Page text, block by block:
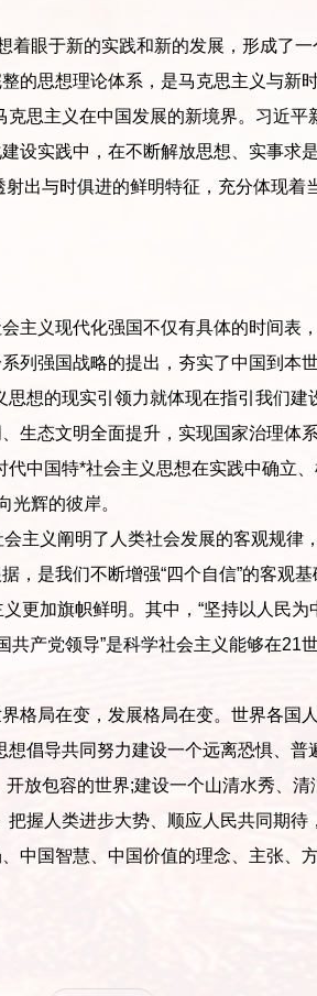
眼于新的实践和新的发展，形成了一
的思想理论体系，是马克思主义与新
思主义在中国发展的新境界。习近平
设实践中，在不断解放思想、实事求
出与时俱进的鲜明特征，充分体现着
义现代化强国不仅有具体的时间表
列强国战略的提出，夯实了中国到本
想的现实引领力就体现在指引我们建
生态文明全面提升，实现国家治理体
中国特*社会主义思想在实践中确立
光辉的彼岸。
义阐明了人类社会发展的客观规律
，是我们不断增强“四个自信”的客观
更加旗帜鲜明。其中，“坚持以人民为
共产党领导”是科学社会主义能够在21
局在变，发展格局在变。世界各国
倡导共同努力建设一个远离恐惧、普
放包容的世界;建设一个山清水秀、
握人类进步大势、顺应人民共同期待
中国智慧、中国价值的理念、主张、